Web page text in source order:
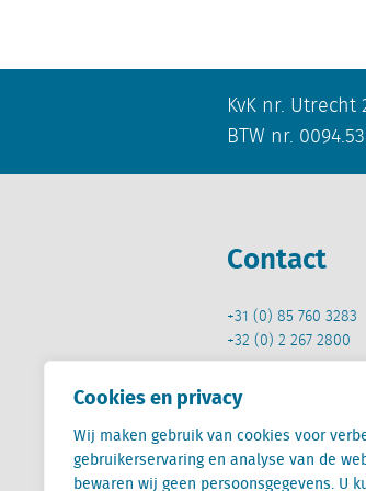
Cookies en privacy
Wij maken gebruik van cookies voor
gebruikerservaring en analyse van de
bewaren wij geen persoonsgegevens. U
KvK nr. Utrecht
BTW nr.
Contact
+31 (0) 85 760 3283
+32 (0) 2 267 2800